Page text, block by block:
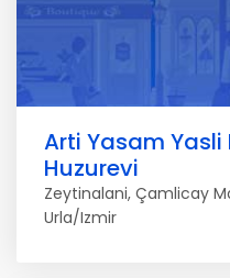
Arti Yasam Yasli
Huzurevi
Zeytinalani, Çamlicay
Urla/Izmir